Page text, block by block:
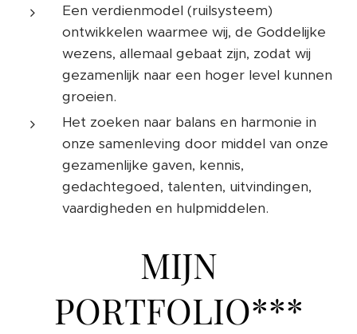
Een verdienmodel (ruilsysteem)
ontwikkelen waarmee wij, de Goddelijke
wezens, allemaal gebaat zijn, zodat wij
gezamenlijk naar een hoger level kunnen
groeien.
Het zoeken naar balans en harmonie in
onze samenleving door middel van onze
gezamenlijke gaven, kennis,
gedachtegoed, talenten, uitvindingen,
vaardigheden en hulpmiddelen.
MIJN
PORTFOLIO***